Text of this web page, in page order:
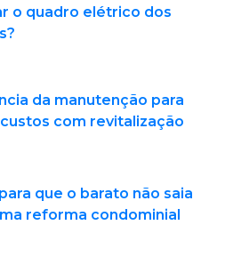
o quadro elétrico dos
da manutenção para
com revitalização
que o barato não saia
reforma condominial